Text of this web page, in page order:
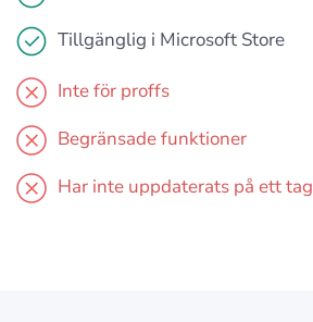
Tillgänglig i Microsoft Store
Inte för proffs
Begränsade funktioner
Har inte uppdaterats på ett tag